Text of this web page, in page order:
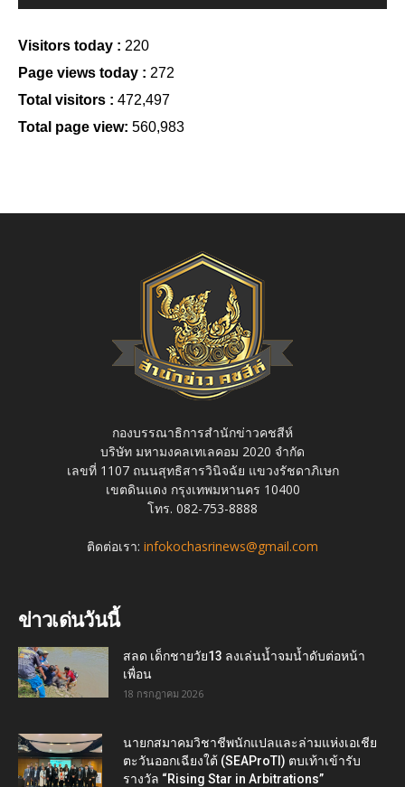
Visitors today : 220
Page views today : 272
Total visitors : 472,497
Total page view: 560,983
กองบรรณาธิการสำนักข่าวคชสีห์
บริษัท มหามงคลเทเลคอม 2020 จำกัด
เลขที่ 1107 ถนนสุทธิสารวินิจฉัย แขวงรัชดาภิเษก
เขตดินแดง กรุงเทพมหานคร 10400
โทร. 082-753-8888
ติดต่อเรา: infokochasrinews@gmail.com
ข่าวเด่นวันนี้
สลด เด็กชายวัย13 ลงเล่นน้ำจมน้ำดับต่อหน้า
เพื่อน
18 กรกฎาคม 2026
นายกสมาคมวิชาชีพนักแปลและล่ามแห่งเอเชีย
ตะวันออกเฉียงใต้ (SEAProTI) ตบเท้าเข้ารับ
รางวัล “Rising Star in Arbitrations”